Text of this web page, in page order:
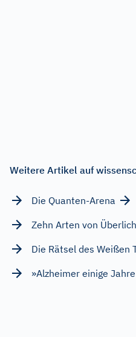
Weitere Artikel auf
Die Quanten-Arena
Zehn Arten von
Die Rätsel des Weißen
»Alzheimer einige